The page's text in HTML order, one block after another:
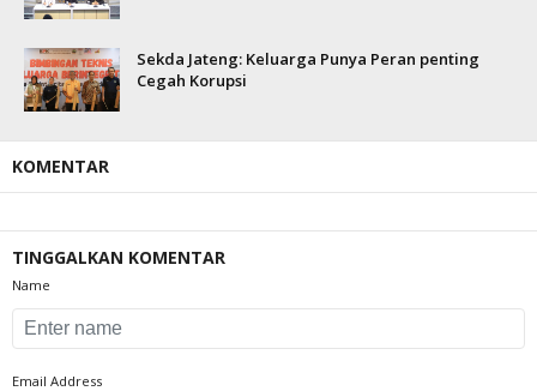
Sekda Jateng: Keluarga Punya Peran penting
Cegah Korupsi
KOMENTAR
TINGGALKAN KOMENTAR
Name
Email Address